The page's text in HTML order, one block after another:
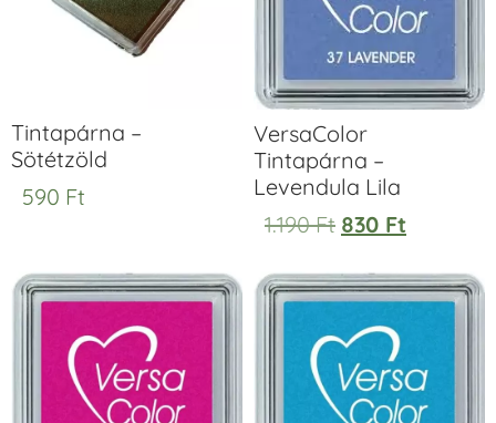
Tintapárna –
Sötétzöld
590 Ft
VersaColor
Tintapárna –
Levendula Lila
1.190Ft 830 Ft